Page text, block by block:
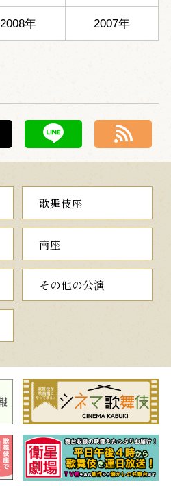
2008年 2007年
歌舞伎座
南座
その他の公演